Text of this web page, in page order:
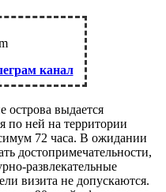
канал
острова выдается
по ней на территории
72 часа. В ожидании
достопримечательности,
развлекательные
визита не допускаются.